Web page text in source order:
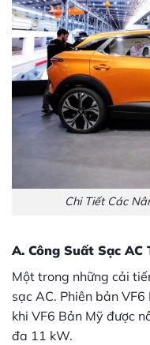
Chi Tiết Các
A. Công Suất Sạc AC
Một trong những cải
sạc AC. Phiên bản VF6
khi VF6 Bản Mỹ được
đa 11 kW.